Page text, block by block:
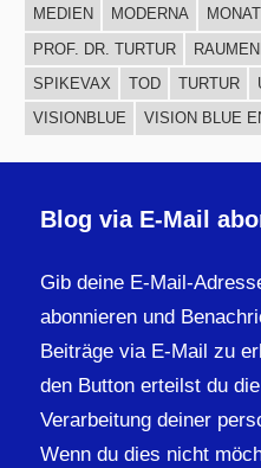
MEDIEN
MODERNA MONAT
PROF. DR. TURTUR
SPIKEVAX
TOD TURTUR
VISIONBLUE
VISION BLUE
Blog via E-Mail
Gib deine E-Mail-
abonnieren und
Beiträge via E-Mail zu
den Button erteilst du
Verarbeitung deiner
Wenn du dies nicht